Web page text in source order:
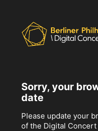
Sorry, your
date
Please update your
of the Digital Concert